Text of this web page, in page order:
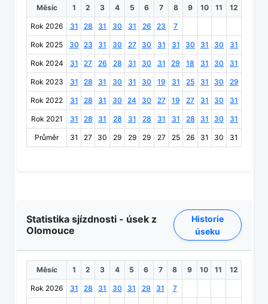
Měsíc 1 2 3 4 5 6 7 8 9 10 11 12
Rok 2026 31 28 31 30 31 26 23 7
Rok 2025 30 23 31 30 27 30 31 31 30 31 30 31
Rok 2024 31 27 26 28 31 30 31 29 18 31 30 31
Rok 2023 31 28 31 30 31 30 19 31 25 31 30 29
Rok 2022 31 28 31 30 24 30 27 19 27 31 30 31
Rok 2021 31 28 31 28 31 28 31 31 28 31 30 31
Průměr 31 27 30 29 29 29 27 25 26 31 30 31
Statistika sjízdnosti - úsek z
Olomouce
Historie
úseku
Měsíc 1 2 3 4 5 6 7 8 9 10 11 12
Rok 2026 31 28 31 30 31 29 31 7